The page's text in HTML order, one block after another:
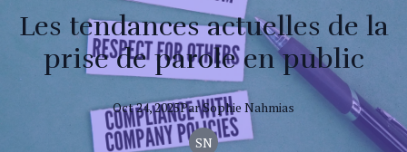
Les tendances actuelles de la
prise de parole en public
Oct 24, 2025Par Sophie Nahmias
SN